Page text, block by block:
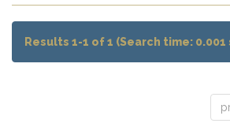
Results 1-1 of 1 (Search time: